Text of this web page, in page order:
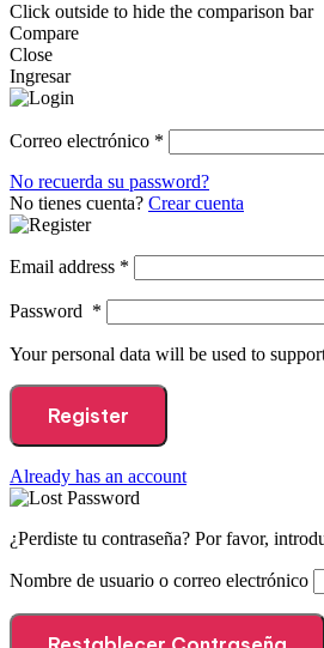
Click outside to hide the comparison bar
Compare
Close
Ingresar
Correo electrónico *
No recuerda su password?
No tienes cuenta? Crear cuenta
Email address *
Password *
Your personal data will be used to
Register
Already has an account
¿Perdiste tu contraseña? Por favor,
Nombre de usuario o correo electrónico